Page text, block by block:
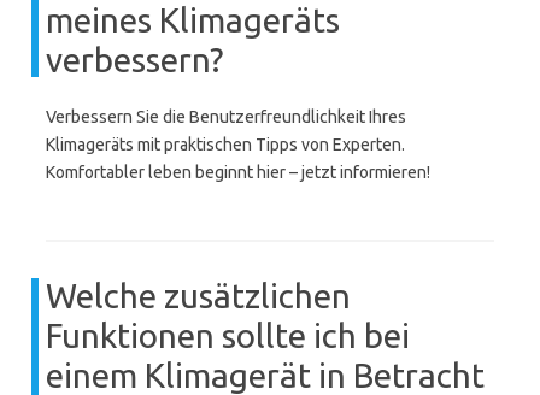
meines Klimageräts
verbessern?
Verbessern Sie die Benutzerfreundlichkeit Ihres
Klimageräts mit praktischen Tipps von Experten.
Komfortabler leben beginnt hier – jetzt informieren!
Welche zusätzlichen
Funktionen sollte ich bei
einem Klimagerät in Betracht